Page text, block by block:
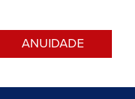
ANUIDADE